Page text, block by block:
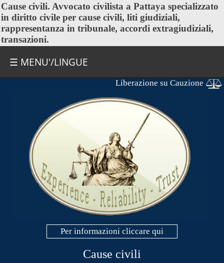
Cause civili. Avvocato civilista a Pattaya specializzato
in diritto civile per cause civili, liti giudiziali,
rappresentanza in tribunale, accordi extragiudiziali,
transazioni.
☰ MENU'/LINGUE
Liberazione su Cauzione
Per informazioni cliccare qui
Cause civili